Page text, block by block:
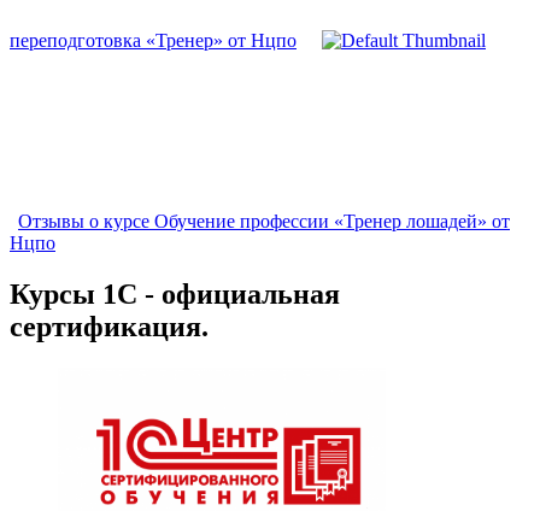
переподготовка «Тренер» от Нцпо
Отзывы о курсе Обучение профессии «Тренер лошадей» от
Нцпо
Курсы 1С - официальная
сертификация.